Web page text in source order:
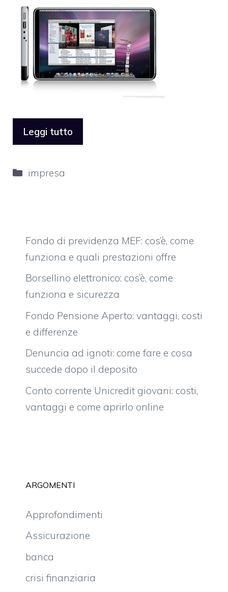
Leggi tutto
Categorie
impresa
Fondo di previdenza MEF: cos’è, come
funziona e quali prestazioni offre
Borsellino elettronico: cos’è, come
funziona e sicurezza
Fondo Pensione Aperto: vantaggi, costi
e differenze
Denuncia ad ignoti: come fare e cosa
succede dopo il deposito
Conto corrente Unicredit giovani: costi,
vantaggi e come aprirlo online
ARGOMENTI
Approfondimenti
Assicurazione
banca
crisi finanziaria